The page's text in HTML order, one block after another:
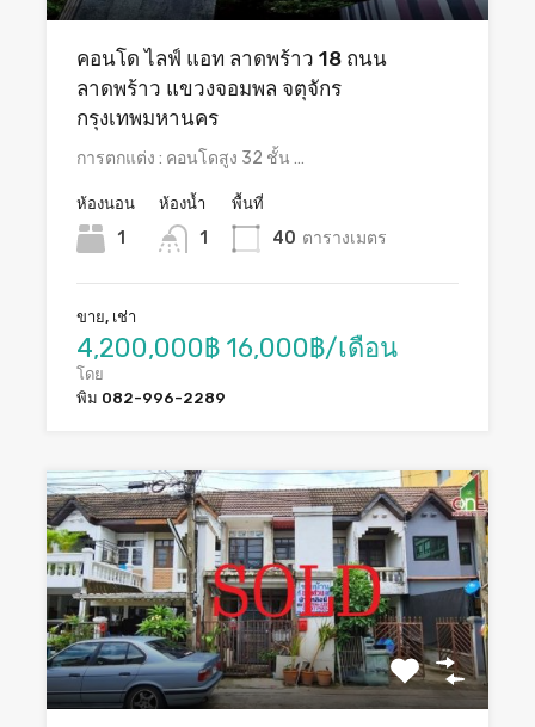
คอนโด ไลฟ์ แอท ลาดพร้าว 18 ถนน
ลาดพร้าว แขวงจอมพล จตุจักร
กรุงเทพมหานคร
การตกแต่ง : คอนโดสูง 32 ชั้น …
ห้องนอน
1
ห้องน้ำ
1
พื้นที่
40 ตารางเมตร
ขาย, เช่า
4,200,000฿ 16,000฿/เดือน
โดย
พิม 082-996-2289